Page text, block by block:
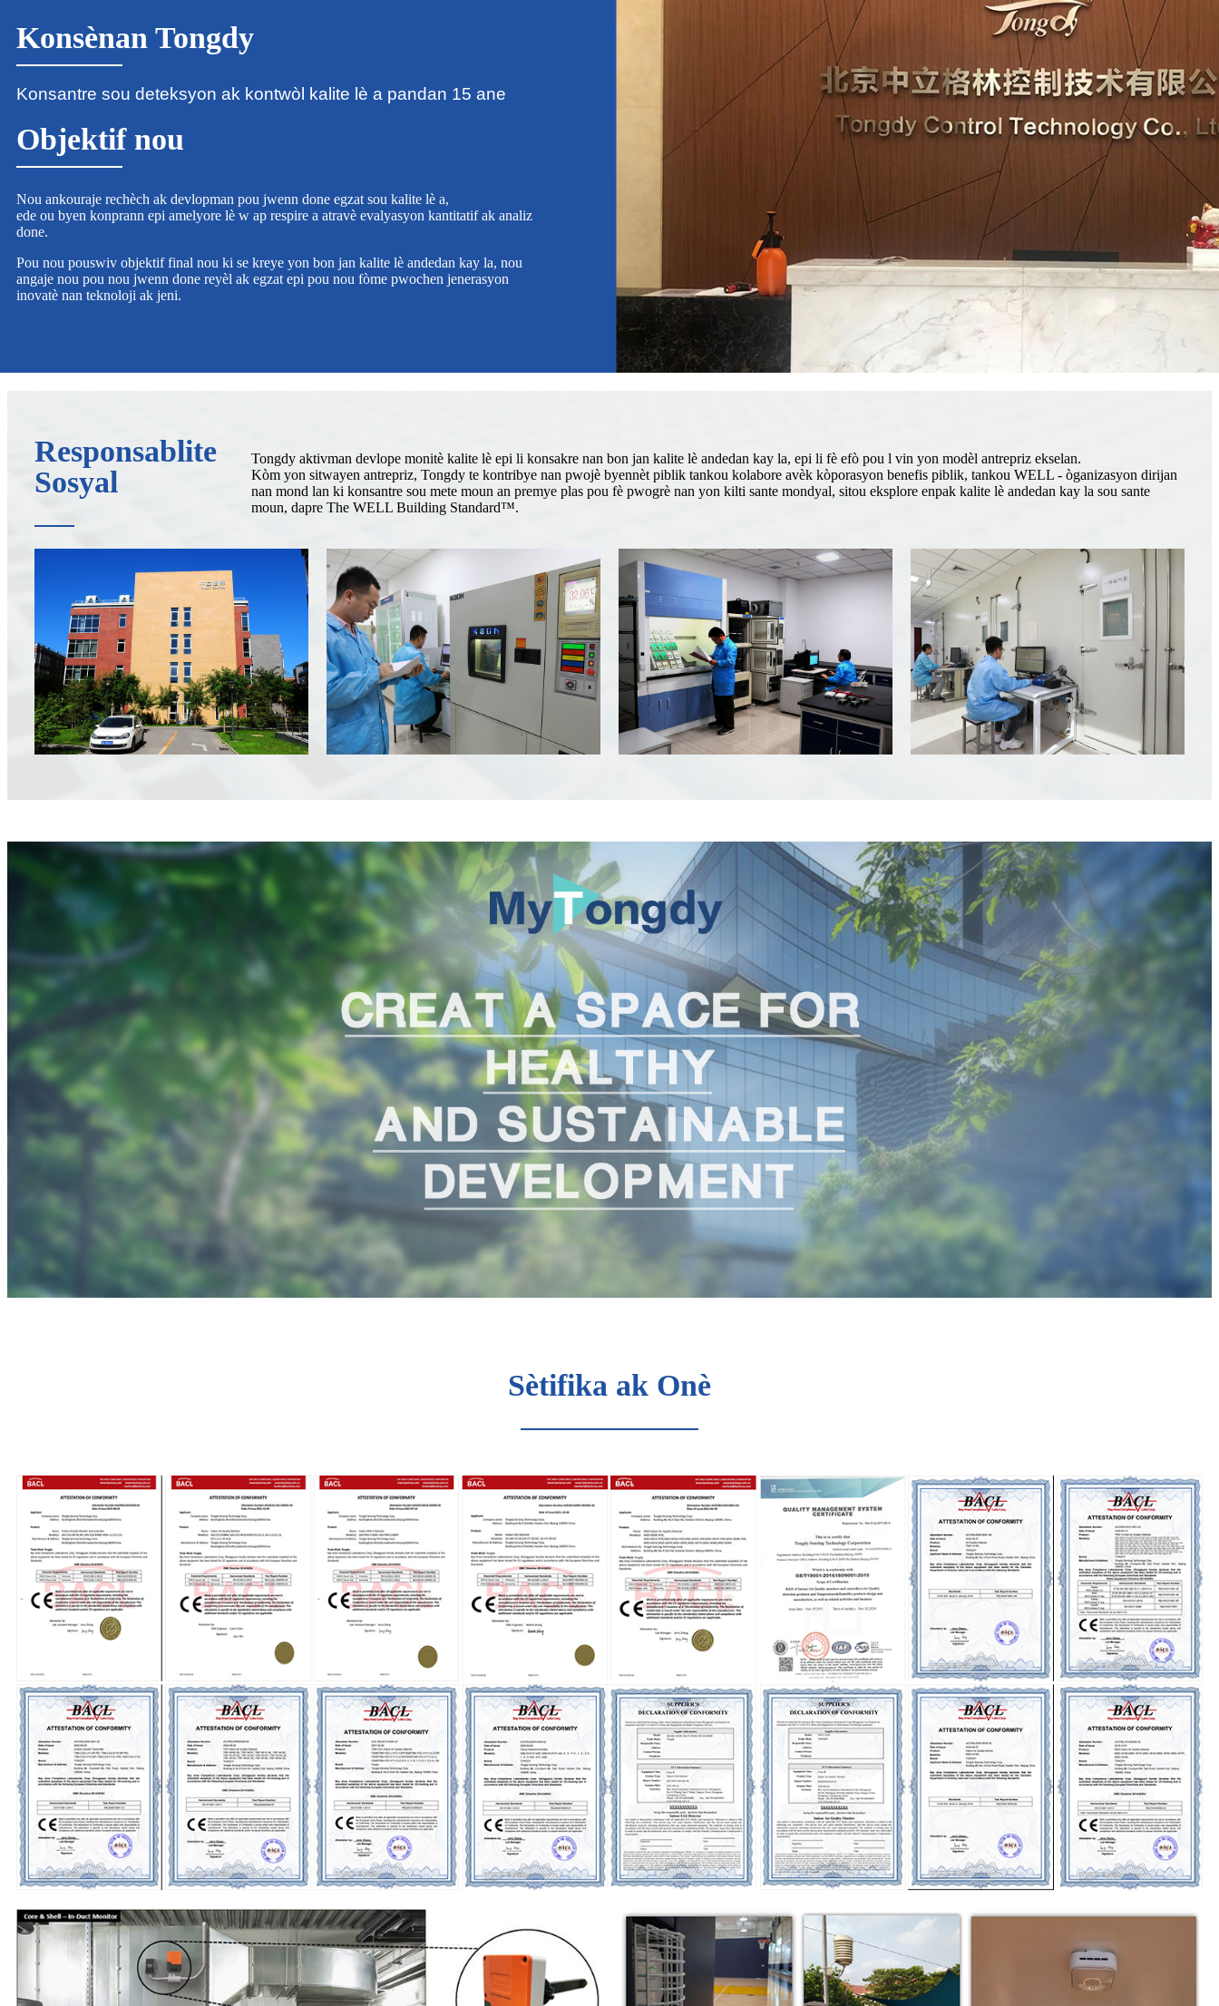
Konsènan Tongdy
Konsantre sou deteksyon ak kontwòl kalite lè a pandan 15 ane
Objektif nou
Nou ankouraje rechèch ak devlopman pou jwenn done egzat sou kalite lè a,
ede ou byen konprann epi amelyore lè w ap respire a atravè evalyasyon kantitatif ak analiz
done.
Pou nou pouswiv objektif final nou ki se kreye yon bon jan kalite lè andedan kay la, nou
angaje nou pou nou jwenn done reyèl ak egzat epi pou nou fòme pwochen jenerasyon
inovatè nan teknoloji ak jeni.
Responsablite
Sosyal
Tongdy aktivman devlope monitè kalite lè epi li konsakre nan bon jan kalite lè andedan kay la, epi li fè efò pou l vin yon modèl antrepriz ekselan.
Kòm yon sitwayen antrepriz, Tongdy te kontribye nan pwojè byennèt piblik tankou kolabore avèk kòporasyon benefis piblik, tankou WELL - òganizasyon dirijan
nan mond lan ki konsantre sou mete moun an premye plas pou fè pwogrè nan yon kilti sante mondyal, sitou eksplore enpak kalite lè andedan kay la sou sante
moun, dapre The WELL Building Standard™.
Sètifika ak Onè